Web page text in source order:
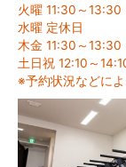
火曜 11:30～
水曜 定休日
木金 11:30～
土日祝 12:10～
※予約状況などに